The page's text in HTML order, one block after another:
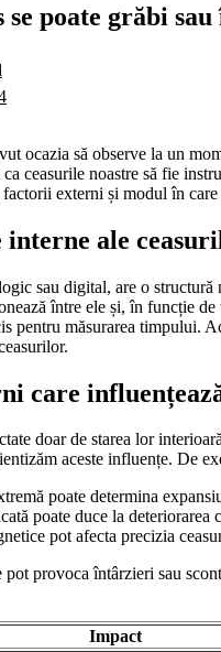
se poate grăbi
ocazia să observe la un
ceasurile noastre să fie
externi și modul în
interne ale
sau digital, are o
între ele și, în funcție
pentru măsurarea timpului.
care
doar de starea lor
aceste influențe. De
poate determina
poate duce la deteriorarea
pot afecta precizia
pot provoca întârzieri sau
Impact